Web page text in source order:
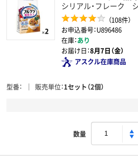
シリアル・フレーク
（108件）
お申込番号：U896486
在庫：あり
お届け日：8月7日（金）
アスクル在庫商品
型番 販売単位 1セット（2個）
数量